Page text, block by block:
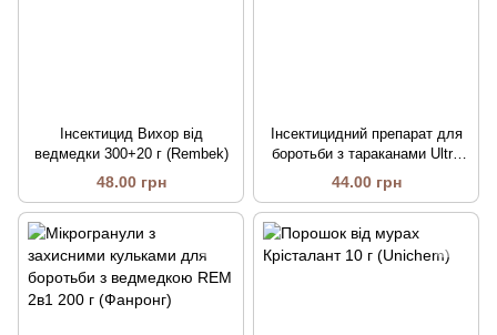
Інсектицид Вихор від
ведмедки 300+20 г (Rembek)
48.00 грн
Інсектицидний препарат для
боротьби з тараканами Ultra
Magic 125 г
44.00 грн